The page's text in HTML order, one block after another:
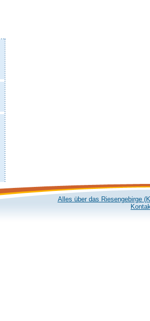
Alles über das Riesengebirge